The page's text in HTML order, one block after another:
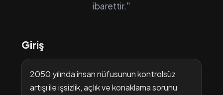
ibarettir."
Giriş
2050 yılında insan nüfusunun kontrolsüz
artışı ile işsizlik, açlık ve konaklama sorunu